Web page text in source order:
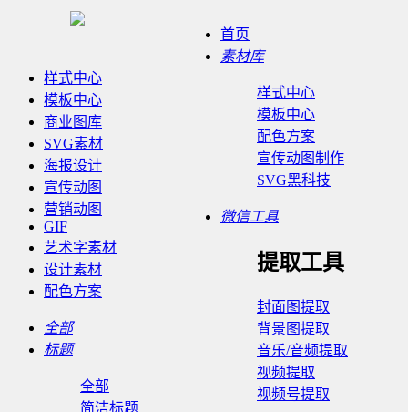
首页
素材库
样式中心
模板中心
配色方案
宣传动图制作
SVG黑科技
微信工具
提取工具
封面图提取
背景图提取
音乐/音频提取
视频提取
视频号提取
样式中心
模板中心
商业图库
SVG素材
海报设计
宣传动图
营销动图
GIF
艺术字素材
设计素材
配色方案
全部
标题
全部
简洁标题